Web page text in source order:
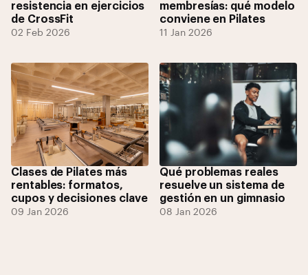
resistencia en ejercicios
de CrossFit
02 Feb 2026
membresías: qué modelo
conviene en Pilates
11 Jan 2026
Clases de Pilates más
rentables: formatos,
cupos y decisiones clave
09 Jan 2026
Qué problemas reales
resuelve un sistema de
gestión en un gimnasio
08 Jan 2026